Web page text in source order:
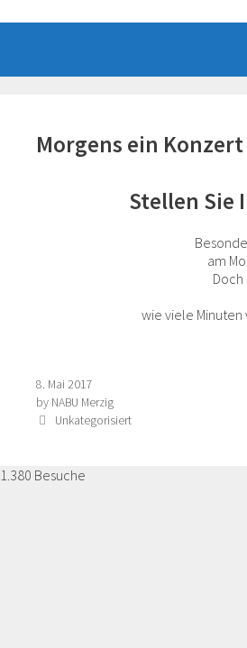
Morgens ein
Stellen Sie
am
wie viele Minuten
8. Mai 2017
by NABU Merzig
Categories
Unkategorisiert
1.380 Besuche